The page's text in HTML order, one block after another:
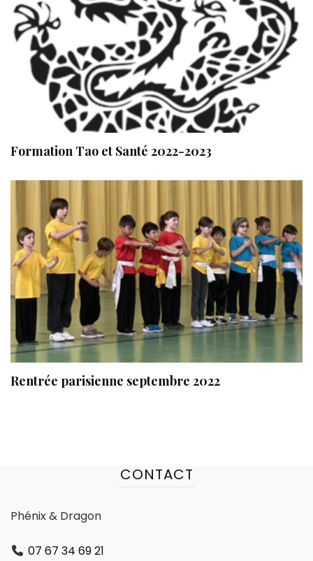
Formation Tao et Santé 2022-2023
Rentrée parisienne septembre 2022
CONTACT
Phénix & Dragon
07 67 34 69 21